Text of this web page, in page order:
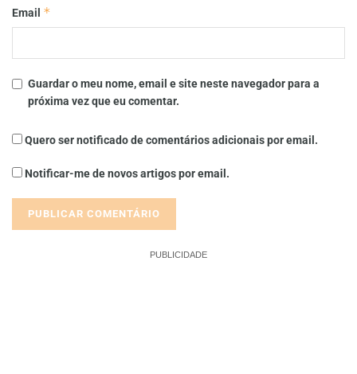
Email *
Guardar o meu nome, email e site neste navegador para a
próxima vez que eu comentar.
Quero ser notificado de comentários adicionais por email.
Notificar-me de novos artigos por email.
PUBLICIDADE